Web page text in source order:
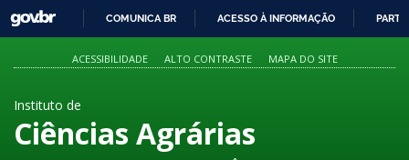
PARA
O
GOVBR
COMUNICA BR ACESSO À INFORMAÇÃO
ACESSIBILIDADE ALTO CONTRASTE MAPA DO SITE
Instituto de
Ciências Agrárias